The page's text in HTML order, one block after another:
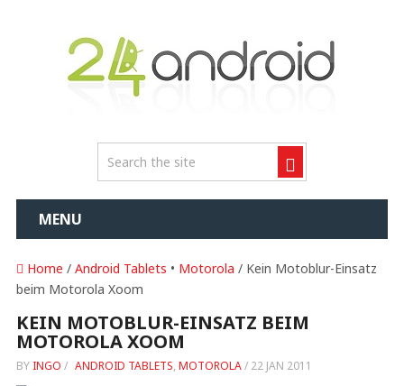
MENU
Home / Android Tablets • Motorola / Kein Motoblur-Einsatz
beim Motorola Xoom
KEIN MOTOBLUR-EINSATZ BEIM
MOTOROLA XOOM
BY INGO / ANDROID TABLETS, MOTOROLA/ 22 JAN 2011